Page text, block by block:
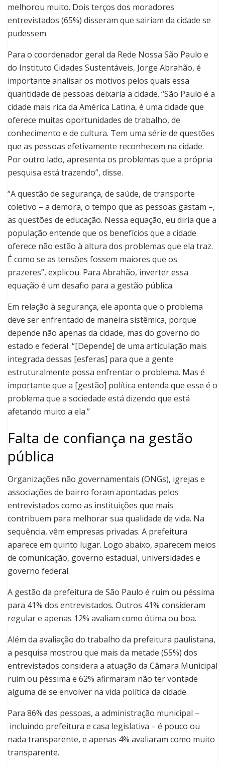
melhorou muito. Dois terços dos moradores
entrevistados (65%) disseram que sairiam da cidade se
pudessem.
Para o coordenador geral da Rede Nossa São Paulo e
do Instituto Cidades Sustentáveis, Jorge Abrahão, é
importante analisar os motivos pelos quais essa
quantidade de pessoas deixaria a cidade. “São Paulo é a
cidade mais rica da América Latina, é uma cidade que
oferece muitas oportunidades de trabalho, de
conhecimento e de cultura. Tem uma série de questões
que as pessoas efetivamente reconhecem na cidade.
Por outro lado, apresenta os problemas que a própria
pesquisa está trazendo”, disse.
“A questão de segurança, de saúde, de transporte
coletivo – a demora, o tempo que as pessoas gastam –,
as questões de educação. Nessa equação, eu diria que a
população entende que os benefícios que a cidade
oferece não estão à altura dos problemas que ela traz.
É como se as tensões fossem maiores que os
prazeres”, explicou. Para Abrahão, inverter essa
equação é um desafio para a gestão pública.
Em relação à segurança, ele aponta que o problema
deve ser enfrentado de maneira sistêmica, porque
depende não apenas da cidade, mas do governo do
estado e federal. “[Depende] de uma articulação mais
integrada dessas [esferas] para que a gente
estruturalmente possa enfrentar o problema. Mas é
importante que a [gestão] política entenda que esse é o
problema que a sociedade está dizendo que está
afetando muito a ela.”
Falta de confiança na gestão
pública
Organizações não governamentais (ONGs), igrejas e
associações de bairro foram apontadas pelos
entrevistados como as instituições que mais
contribuem para melhorar sua qualidade de vida. Na
sequência, vêm empresas privadas. A prefeitura
aparece em quinto lugar. Logo abaixo, aparecem meios
de comunicação, governo estadual, universidades e
governo federal.
A gestão da prefeitura de São Paulo é ruim ou péssima
para 41% dos entrevistados. Outros 41% consideram
regular e apenas 12% avaliam como ótima ou boa.
Além da avaliação do trabalho da prefeitura paulistana,
a pesquisa mostrou que mais da metade (55%) dos
entrevistados considera a atuação da Câmara Municipal
ruim ou péssima e 62% afirmaram não ter vontade
alguma de se envolver na vida política da cidade.
Para 86% das pessoas, a administração municipal –
incluindo prefeitura e casa legislativa – é pouco ou
nada transparente, e apenas 4% avaliaram como muito
transparente.